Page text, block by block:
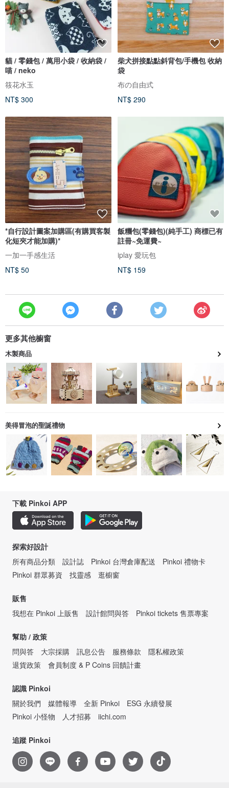
貓 / 零錢包 / 萬用小袋 / 收納袋 /
喵 / neko
筱花水玉
NT$ 300
柴犬拼接點點斜背包/手機包 收納
袋
布の自由式
NT$ 290
*自行設計圖案加購區(有購買客製
化短夾才能加購)*
一加一手感生活
NT$ 50
飯糰包(零錢包)(純手工) 商標已有
註冊~免運費~
iplay 愛玩包
NT$ 159
更多其他櫥窗
木製商品
美得冒泡的聖誕禮物
下載 Pinkoi APP
探索好設計
所有商品分類
設計誌 Pinkoi 台灣倉庫配送
Pinkoi 禮物卡
Pinkoi 群眾募資
找靈感 逛櫥窗
販售
我想在 Pinkoi 上販售
設計館問與答 Pinkoi tickets 售票專案
幫助 / 政策
問與答
大宗採購 訊息公告 服務條款
隱私權政策
退貨政策
會員制度 & P Coins 回饋計畫
認識 Pinkoi
關於我們
媒體報導 全新 Pinkoi
ESG 永續發展
Pinkoi 小怪物
人才招募 iichi.com
追蹤 Pinkoi